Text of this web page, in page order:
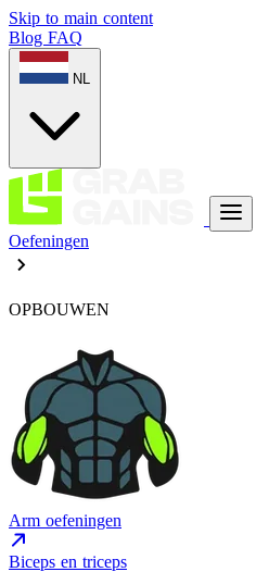
Skip to main content
Blog FAQ
NL
Oefeningen
OPBOUWEN
Arm oefeningen
Biceps en triceps